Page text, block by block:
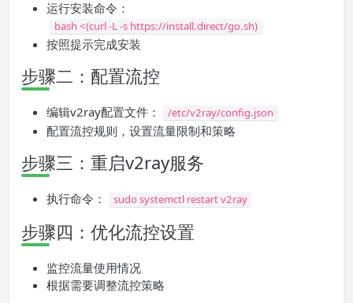
运行安装命令：
bash <(curl -L -s https://install.direct/go.sh)
按照提示完成安装
步骤二：配置流控
编辑v2ray配置文件： /etc/v2ray/config.json
配置流控规则，设置流量限制和策略
步骤三：重启v2ray服务
执行命令： sudo systemctl restart v2ray
步骤四：优化流控设置
监控流量使用情况
根据需要调整流控策略